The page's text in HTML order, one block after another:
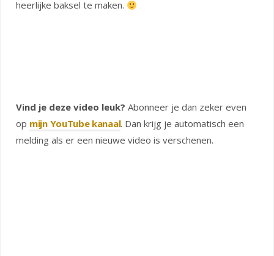
heerlijke baksel te maken.
Vind je deze video leuk? Abonneer je dan zeker even
op mijn YouTube kanaal. Dan krijg je automatisch een
melding als er een nieuwe video is verschenen.